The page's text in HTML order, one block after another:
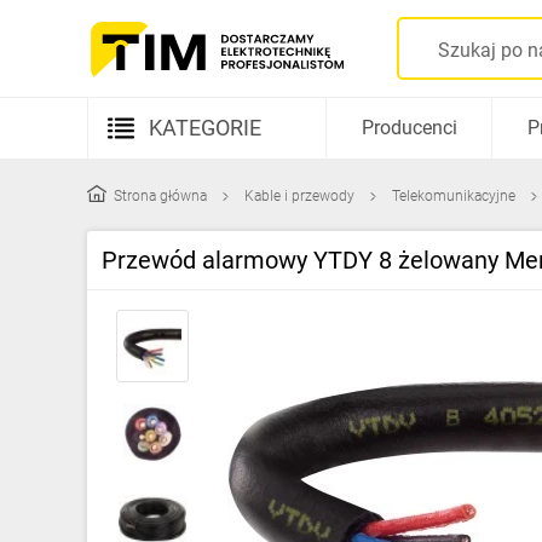
KATEGORIE
Kable i przewody
Elementy prowadzenia kabli
Fotowoltaika
Gniazda i łączniki
Oprawy oświetleniowe
Producenci
Strona główna Kable i przewody Telekomunikacyjne
Przewód alarmowy YTDY 8 żelowany